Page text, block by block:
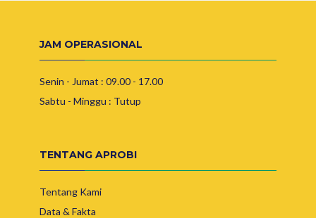
JAM OPERASIONAL
Senin - Jumat : 09.00 - 17.00
Sabtu - Minggu : Tutup
TENTANG APROBI
Tentang Kami
Data & Fakta